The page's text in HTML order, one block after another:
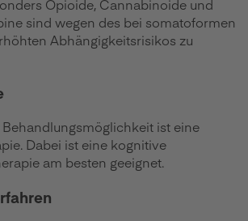
Opioide, Cannabinoide und
sind wegen des bei somatoformen
Abhängigkeitsrisikos zu
ist eine
Dabei ist eine kognitive
am besten geeignet.